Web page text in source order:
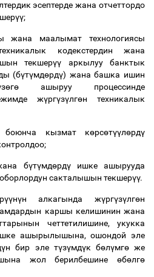
эсептерде жана отчеттордо
үү;
жана маалымат технологиясы
кодекстердин жана
текшерүү аркылуу банктык
(бүтүмдөрдү) жана башка ишин
зөгө ашыруу процессинде
жүргүзүлгөн техникалык
боюнча кызмат көрсөтүүлөрдү
бүтүмдөрдүишке ашырууда
сакталышын текшерүү.
рүүнүн алкагында жүргүзүлгөн
каршы келишинин жана
четтетилишине, укукка
ашырылышына, ошондой эле
үн бир эле түзүмдүк бөлүмгөже
жол берилбешине өбөлгө